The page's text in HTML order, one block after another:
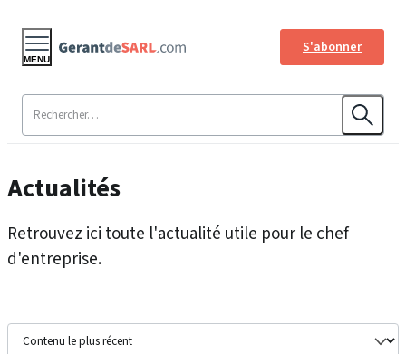
S'abonner
MENU
Actualités
Retrouvez ici toute l'actualité utile pour le chef
d'entreprise.